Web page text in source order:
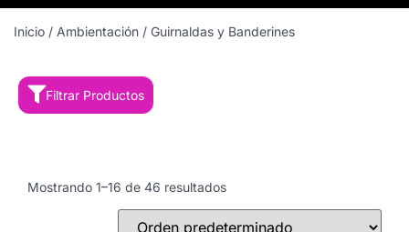
Inicio / Ambientación / Guirnaldas y Banderines
Filtrar Productos
Mostrando 1–16 de 46 resultados